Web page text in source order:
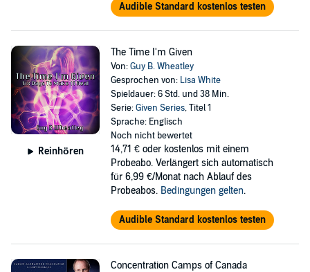
Audible Standard kostenlos testen
Reinhören
The Time I'm Given
Von:Guy B. Wheatley
Gesprochen von: Lisa White
Spieldauer: 6 Std. und 38 Min.
Serie:Given Series, Titel 1
Sprache: Englisch
Noch nicht bewertet
14,71 € oder kostenlos mit einem
Probeabo. Verlängert sich automatisch
für 6,99 €/Monat nach Ablauf des
Probeabos. Bedingungen gelten.
Audible Standard kostenlos testen
Concentration Camps of Canada